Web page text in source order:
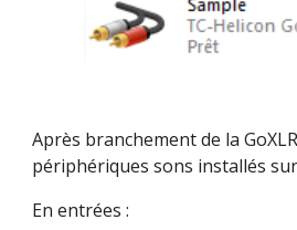
Après branchement de la
périphériques sons installés
En entrées :